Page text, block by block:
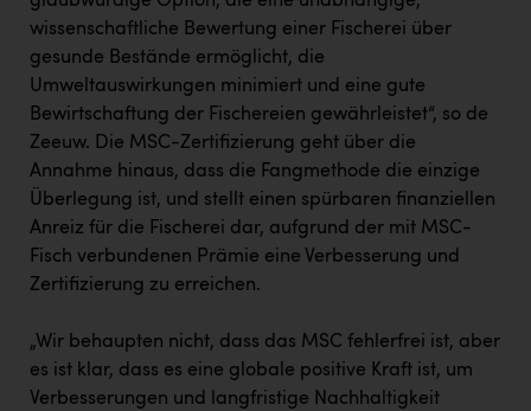
wissenschaftliche Bewertung einer Fischerei über
gesunde Bestände ermöglicht, die
Umweltauswirkungen minimiert und eine gute
Bewirtschaftung der Fischereien gewährleistet“, so de
Zeeuw. Die MSC-Zertifizierung geht über die
Annahme hinaus, dass die Fangmethode die einzige
Überlegung ist, und stellt einen spürbaren finanziellen
Anreiz für die Fischerei dar, aufgrund der mit MSC-
Fisch verbundenen Prämie eine Verbesserung und
Zertifizierung zu erreichen.
„Wir behaupten nicht, dass das MSC fehlerfrei ist, aber
es ist klar, dass es eine globale positive Kraft ist, um
Verbesserungen und langfristige Nachhaltigkeit